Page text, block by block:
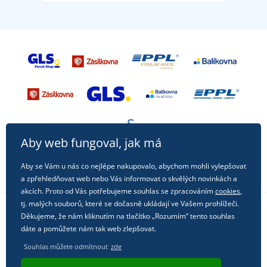
Sledujte nás na sociálních sítích
Aby web fungoval, jak má
Aby se Vám u nás co nejlépe nakupovalo, abychom mohli vylepšovat
a zpřehledňovat web nebo Vás informovat o skvělých novinkách a
akcích. Proto od Vás potřebujeme souhlas se zpracovánímcookies,
tj. malých souborů, které se dočasně ukládají ve Vašem prohlížeči.
Děkujeme, že nám kliknutím na tlačítko „Rozumím“ tento souhlas
dáte a pomůžete nám tak web zlepšovat.
Souhlas můžete odmítnout zde